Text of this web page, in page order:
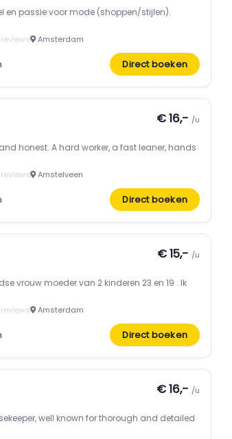
en passie voor mode (shoppen/stijlen).
Amsterdam
Direct boeken
€ 16,- /u
honest. A hard worker, a fast leaner, hands
Amstelveen
Direct boeken
€ 15,- /u
vrouw moeder van 2 kinderen 23 en 19 . Ik
Amsterdam
Direct boeken
€ 16,- /u
well known for thorough and detailed